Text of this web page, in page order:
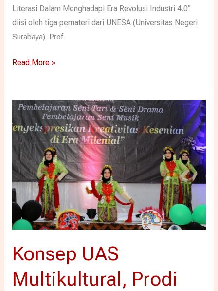
Literasi Dalam Menghadapi Era Revolusi Industri 4.0”
diisi oleh tiga pemateri dari UNESA (Universitas Negeri
Surabaya) Prof.
Read More »
Konsep UAS
Multikultural, Prodi
Konsep
UAS
Multikultural,
Prodi
PGSD
Unikama
Gelaran
Seni
Tari